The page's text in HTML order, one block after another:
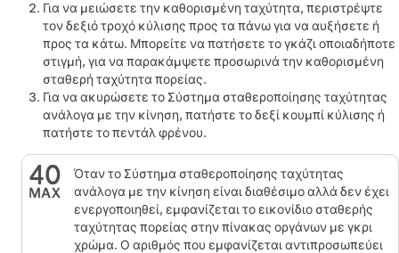
Για να μειώσετε την καθορισμένη ταχύτητα, περιστρέψτε
τον δεξιό τροχό κύλισης προς τα πάνω για να αυξήσετε ή
προς τα κάτω. Μπορείτε να πατήσετε το γκάζι οποιαδήποτε
στιγμή, για να παρακάμψετε προσωρινά την καθορισμένη
σταθερή ταχύτητα πορείας.
Για να ακυρώσετε το Σύστημα σταθεροποίησης ταχύτητας
ανάλογα με την κίνηση, πατήστε το δεξί κουμπί κύλισης ή
πατήστε το πεντάλ φρένου.
Όταν το Σύστημα σταθεροποίησης ταχύτητας
ανάλογα με την κίνηση είναι διαθέσιμο αλλά δεν έχει
ενεργοποιηθεί, εμφανίζεται το εικονίδιο σταθερής
ταχύτητας πορείας στηνπίνακας οργάνων με γκρι
χρώμα. Ο αριθμός που εμφανίζεται αντιπροσωπεύει